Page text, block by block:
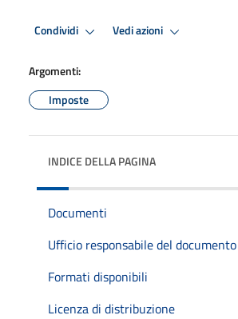
Condividi Vedi azioni
Argomenti:
Imposte
INDICE DELLA PAGINA
Documenti
Ufficio responsabile del documento
Formati disponibili
Licenza di distribuzione